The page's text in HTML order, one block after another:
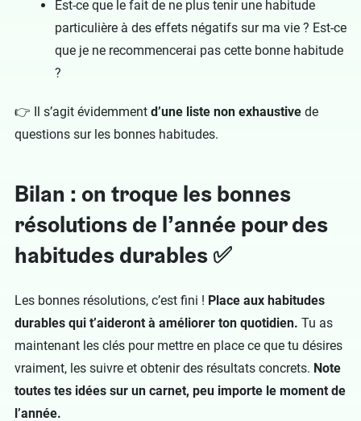
Est-ce que le fait de ne plus tenir une habitude
particulière à des effets négatifs sur ma vie ? Est-ce
que je ne recommencerai pas cette bonne habitude
?
👉 Il s’agit évidemment d’une liste non exhaustive de
questions sur les bonnes habitudes.
Bilan : on troque les bonnes
résolutions de l’année pour des
habitudes durables ✅
Les bonnes résolutions, c’est fini ! Place aux habitudes
durables qui t’aideront à améliorer ton quotidien. Tu as
maintenant les clés pour mettre en place ce que tu désires
vraiment, les suivre et obtenir des résultats concrets. Note
toutes tes idées sur un carnet, peu importe le moment de
l’année.